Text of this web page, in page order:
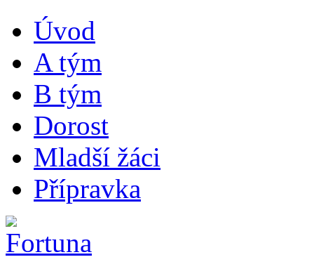
Úvod
A tým
B tým
Dorost
Mladší žáci
Přípravka